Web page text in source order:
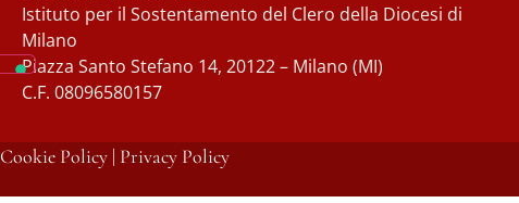
Istituto per il Sostentamento del Clero della Diocesi di
Milano
Piazza Santo Stefano 14, 20122 – Milano (MI)
C.F. 08096580157
Cookie Policy | Privacy Policy